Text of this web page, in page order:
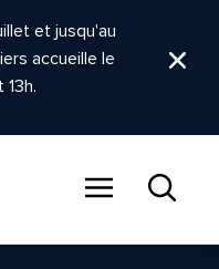
et jusqu'au
accueille le